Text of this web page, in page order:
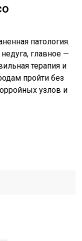
патология.
главное —
терапия и
пройти без
узлов и